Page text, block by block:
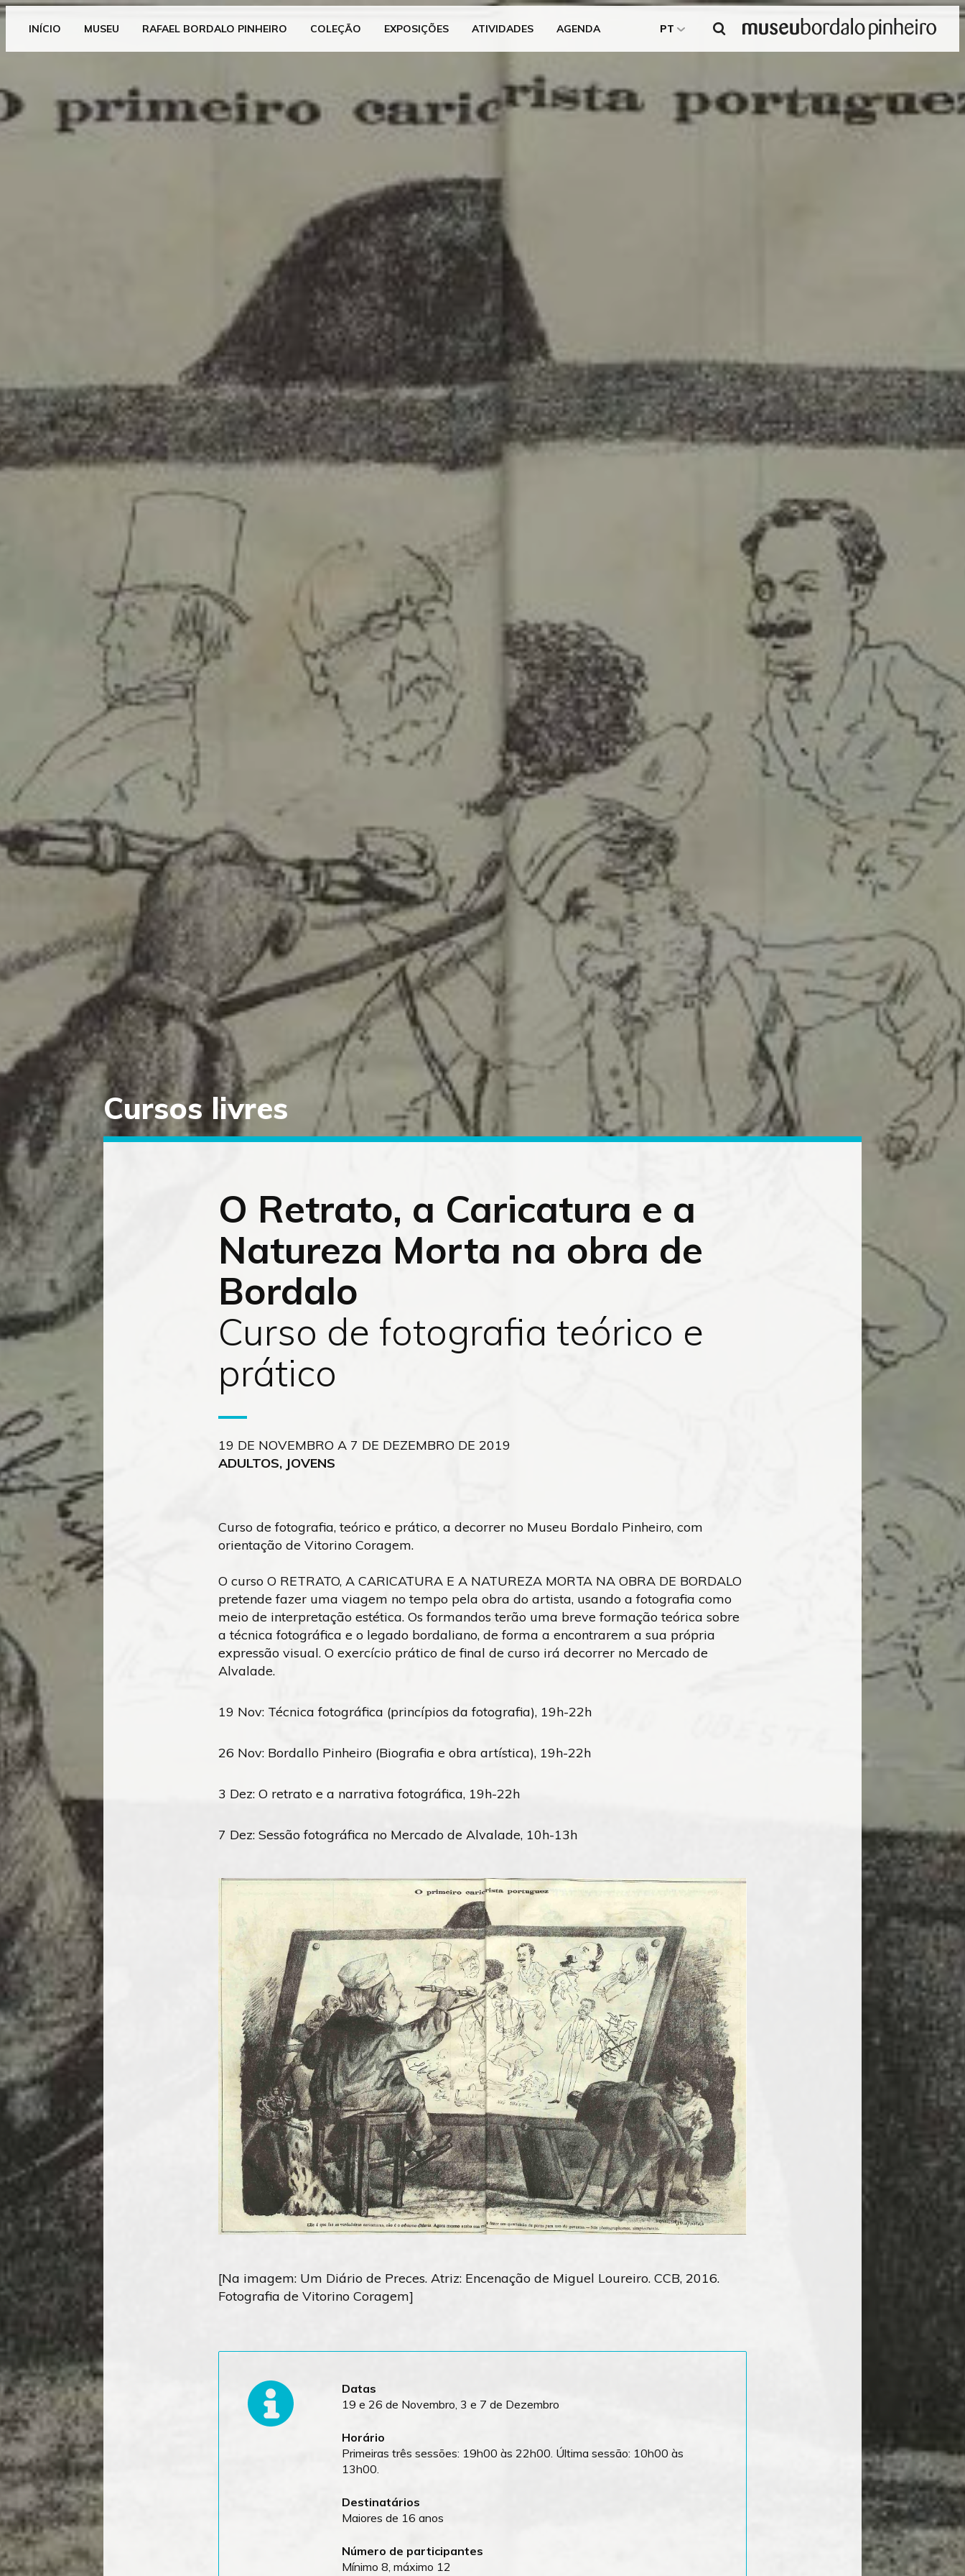
Saltar
diretamente
conteúdo
INÍCIO MUSEU RAFAEL BORDALO PINHEIRO COLEÇÃO EXPOSIÇÕES ATIVIDADES AGENDA PT Pesquisar
Cursos livres
O Retrato, a Caricatura e a
Natureza Morta na obra de
Bordalo
Curso de fotografia teórico e
prático
19 DE NOVEMBRO A 7 DE DEZEMBRO DE 2019
ADULTOS, JOVENS
Curso de fotografia, teórico e prático, a decorrer no Museu Bordalo Pinheiro, com
orientação de Vitorino Coragem.
O curso O RETRATO, A CARICATURA E A NATUREZA MORTA NA OBRA DE BORDALO
pretende fazer uma viagem no tempo pela obra do artista, usando a fotografia como
meio de interpretação estética. Os formandos terão uma breve formação teórica sobre
a técnica fotográfica e o legado bordaliano, de forma a encontrarem a sua própria
expressão visual. O exercício prático de final de curso irá decorrer no Mercado de
Alvalade.
19 Nov: Técnica fotográfica (princípios da fotografia), 19h-22h
26 Nov: Bordallo Pinheiro (Biografia e obra artística), 19h-22h
3 Dez: O retrato e a narrativa fotográfica, 19h-22h
7 Dez: Sessão fotográfica no Mercado de Alvalade, 10h-13h
[Na imagem: Um Diário de Preces. Atriz: Encenação de Miguel Loureiro. CCB, 2016.
Fotografia de Vitorino Coragem]
Datas
19 e 26 de Novembro, 3 e 7 de Dezembro
Horário
Primeiras três sessões: 19h00 às 22h00. Última sessão: 10h00 às
13h00.
Destinatários
Maiores de 16 anos
Número de participantes
Mínimo 8, máximo 12